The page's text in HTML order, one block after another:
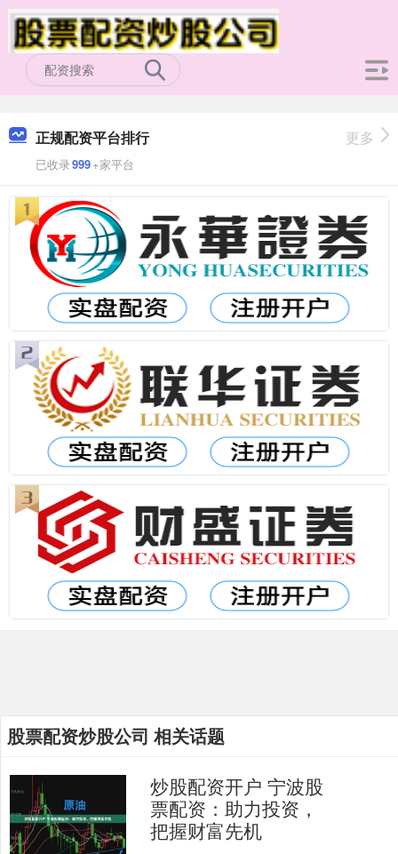
正规配资平台排行
已收录999+家平台
更多
股票配资炒股公司 相关话题
炒股配资开户 宁波股
票配资：助力投资，
把握财富先机